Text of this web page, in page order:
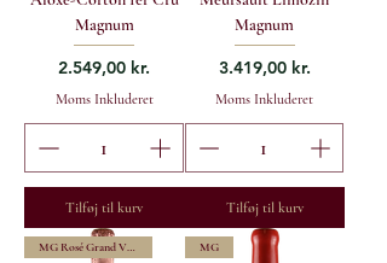
Magnum
Pris
2.549,00 kr.
Moms Inkluderet
Tilføj til kurv
Magnum
Pris
3.419,00 kr.
Moms Inkluderet
Tilføj til kurv
MG Rosé Grand Vintage MG